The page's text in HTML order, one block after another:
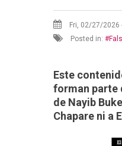
Fri, 02/27/2026
Posted in:
Este
forman parte
de Nayib
Chapare ni a